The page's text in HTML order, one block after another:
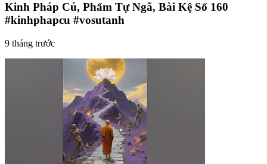
Kinh Pháp Cú, Phẩm Tự Ngã, Bài Kệ Số 160
#kinhphapcu #vosutanh
9 tháng trước